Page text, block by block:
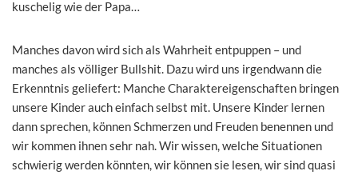
kuschelig wie der Papa…
Manches davon wird sich als Wahrheit entpuppen – und
manches als völliger Bullshit. Dazu wird uns irgendwann die
Erkenntnis geliefert: Manche Charaktereigenschaften bringen
unsere Kinder auch einfach selbst mit. Unsere Kinder lernen
dann sprechen, können Schmerzen und Freuden benennen und
wir kommen ihnen sehr nah. Wir wissen, welche Situationen
schwierig werden könnten, wir können sie lesen, wir sind quasi